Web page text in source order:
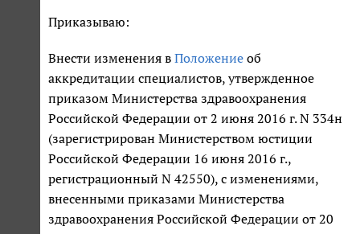
Приказываю:
Внести изменения в Положение об
аккредитации специалистов, утвержденное
приказом Министерства здравоохранения
Российской Федерации от 2 июня 2016 г. N 334н
(зарегистрирован Министерством юстиции
Российской Федерации 16 июня 2016 г.,
регистрационный N 42550), с изменениями,
внесенными приказами Министерства
здравоохранения Российской Федерации от 20